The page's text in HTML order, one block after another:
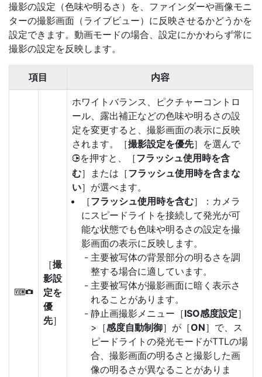
撮影の設定（色味や明るさ）を、ファインダーや画像モニ
ターの撮影画面（ライブビュー）に反映させるかどうかを
設定できます。動画モードの場合、設定にかかわらず常に
撮影の設定を反映します。
項目 内容
V
［撮
影設
定を
優
先］
ホワイトバランス、ピクチャーコントロ
ール、露出補正などの色味や明るさの設
定を変更すると、撮影画面の表示に反映
されます。［撮影設定を優先］を選んで
2を押すと、［フラッシュ使用時を含
む］または［フラッシュ使用時を含まな
い］が選べます。
［フラッシュ使用時を含む］：カメラ
にスピードライトを接続して発光が可
能な状態でも色味や明るさの設定を撮
影画面の表示に反映します。
主要被写体の背景部分の明るさを調
整する場合に適しています。
主要被写体が撮影画面に暗く表示さ
れることがあります。
静止画撮影メニュー［ISO感度設定］
>［感度自動制御］が［ON］で、ス
ピードライトの発光モードがTTLの場
合、撮影画面の明るさと撮影した画
像の明るさが異なることがありま